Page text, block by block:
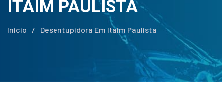
ITAIM PAULISTA
Início / Desentupidora Em Itaim Paulista